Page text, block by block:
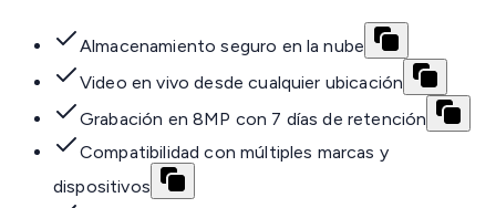
Almacenamiento seguro en la nube
Video en vivo desde cualquier ubicación
Grabación en 8MP con 7 días de retención
Compatibilidad con múltiples marcas y
dispositivos